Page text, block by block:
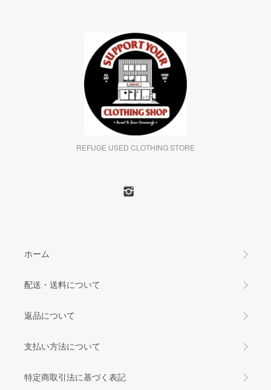
REFUGE USED CLOTHING STORE
ホーム
配送・送料について
返品について
支払い方法について
特定商取引法に基づく表記